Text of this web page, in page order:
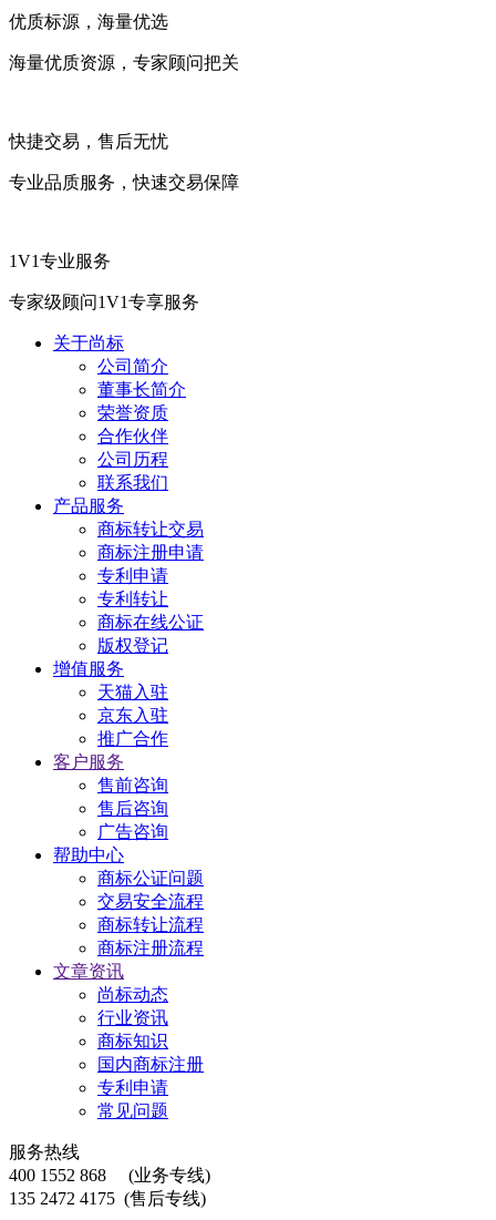
优质标源，海量优选
海量优质资源，专家顾问把关
快捷交易，售后无忧
专业品质服务，快速交易保障
1V1专业服务
专家级顾问1V1专享服务
关于尚标
公司简介
董事长简介
荣誉资质
合作伙伴
公司历程
联系我们
产品服务
商标转让交易
商标注册申请
专利申请
专利转让
商标在线公证
版权登记
增值服务
天猫入驻
京东入驻
推广合作
客户服务
售前咨询
售后咨询
广告咨询
帮助中心
商标公证问题
交易安全流程
商标转让流程
商标注册流程
文章资讯
尚标动态
行业资讯
商标知识
国内商标注册
专利申请
常见问题
服务热线
400 1552 868
(业务专线)
135 2472 4175 (售后专线)